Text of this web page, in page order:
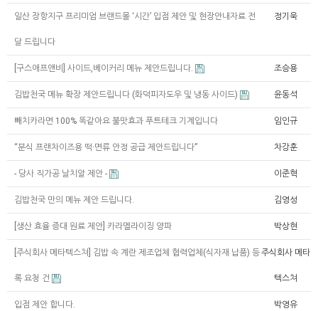
일산 장항지구 프리미엄 브랜드몰 ‘시간’ 입점 제안 및 현장안내자료 전
달 드립니다
정기욱
[구스애프앤비] 사이드,베이커리 메뉴 제안드립니다. 조승용
김밥천국 메뉴 확장 제안드립니다 (화덕피자도우 및 냉동 사이드) 윤동석
빼치카라면 100% 똑같아요 불맛효과 푸트테크 기계입니다 임인규
“분식 프랜차이즈용 떡·면류 안정 공급 제안드립니다” 차강훈
- 당사 직가공 날치알 제안 - 이준혁
김밥천국 만의 메뉴 제안 드립니다. 김영성
[생산 효율 증대 원료 제안] 카라멜라이징 양파 박상현
[주식회사 메타텍스쳐] 김밥 속 계란 제조업체 협력업체(식자재 납품) 등
록 요청 건
주식회사 메타
텍스쳐
입점 제안 합니다. 박영유